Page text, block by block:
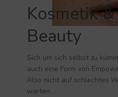
Kosmetik &
Beauty
Sich um sich selbst zu
auch eine Form von
Also nicht auf schlechtes
warten.